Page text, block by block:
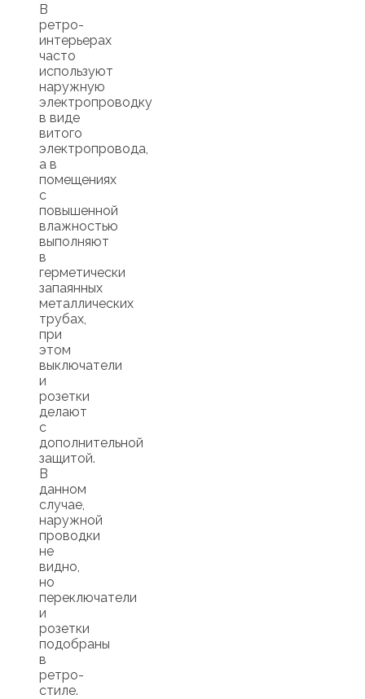
В
ретро-
интерьерах
часто
используют
наружную
электропроводку
в виде
витого
электропровода,
а в
помещениях
с
повышенной
влажностью
выполняют
в
герметически
запаянных
металлических
трубах,
при
этом
выключатели
и
розетки
делают
с
дополнительной
защитой.
В
данном
случае,
наружной
проводки
не
видно,
но
переключатели
и
розетки
подобраны
в
ретро-
стиле.